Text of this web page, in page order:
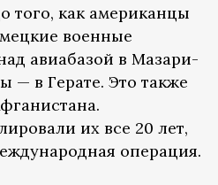
того, как американцы
военные
авиабазой в Мазари-
— в Герате. Это также
их все 20 лет,
операция.